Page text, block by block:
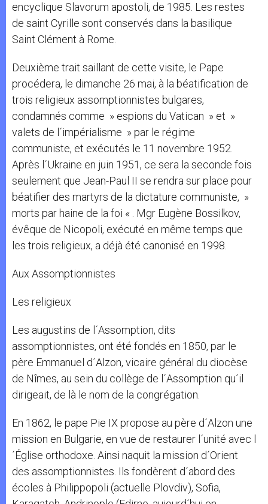
encyclique Slavorum apostoli, de 1985. Les restes
de saint Cyrille sont conservés dans la basilique
Saint Clément à Rome.
Deuxième trait saillant de cette visite, le Pape
procédera, le dimanche 26 mai, à la béatification de
trois religieux assomptionnistes bulgares,
condamnés comme » espions du Vatican » et »
valets de l´impérialisme » par le régime
communiste, et exécutés le 11 novembre 1952.
Après l´Ukraine en juin 1951, ce sera la seconde fois
seulement que Jean-Paul II se rendra sur place pour
béatifier des martyrs de la dictature communiste, »
morts par haine de la foi « . Mgr Eugène Bossilkov,
évêque de Nicopoli, exécuté en même temps que
les trois religieux, a déjà été canonisé en 1998.
Aux Assomptionnistes
Les religieux
Les augustins de l´Assomption, dits
assomptionnistes, ont été fondés en 1850, par le
père Emmanuel d´Alzon, vicaire général du diocèse
de Nîmes, au sein du collège de l´Assomption qu´il
dirigeait, de là le nom de la congrégation.
En 1862, le pape Pie IX propose au père d´Alzon une
mission en Bulgarie, en vue de restaurer l´unité avec l
´Église orthodoxe. Ainsi naquit la mission d´Orient
des assomptionnistes. Ils fondèrent d´abord des
écoles à Philippopoli (actuelle Plovdiv), Sofia,